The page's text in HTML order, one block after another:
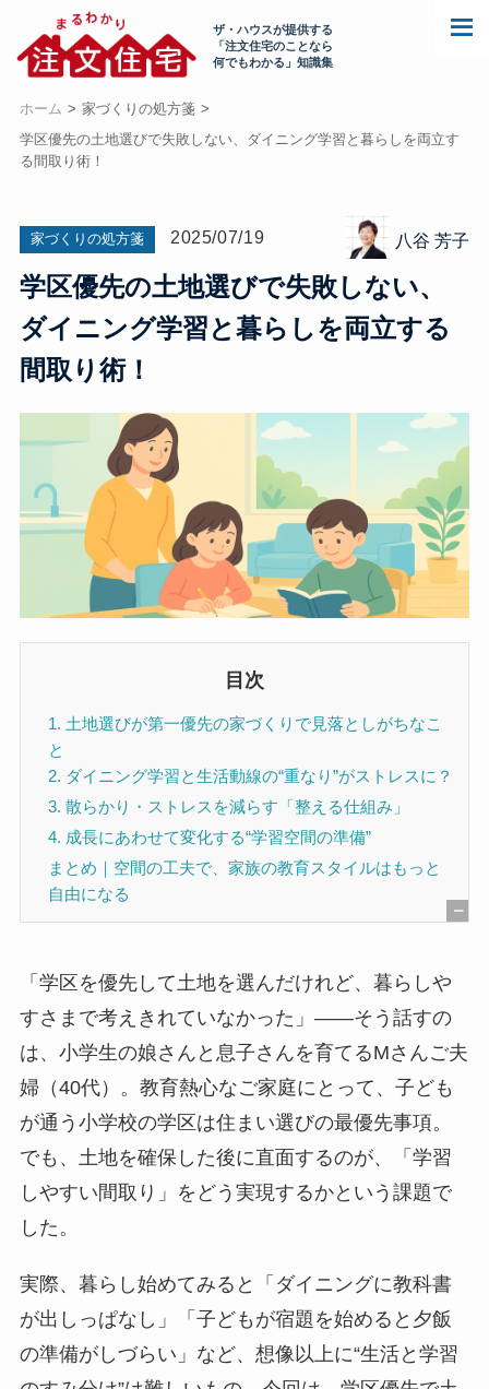
ザ・ハウスが提供する
「注文住宅のことなら
何でもわかる」知識集
ホーム
家づくりの処方箋
学区優先の土地選びで失敗しない、ダイニング学習と暮らしを両立す
る間取り術！
家づくりの処方箋 2025/07/19 八谷 芳子
学区優先の土地選びで失敗しない、
ダイニング学習と暮らしを両立する
間取り術！
目次
[
表
示
]
1. 土地選びが第一優先の家づくりで見落としがちなこ
と
2. ダイニング学習と生活動線の“重なり”がストレスに？
3. 散らかり・ストレスを減らす「整える仕組み」
4. 成長にあわせて変化する“学習空間の準備”
まとめ｜空間の工夫で、家族の教育スタイルはもっと
自由になる
「学区を優先して土地を選んだけれど、暮らしや
すさまで考えきれていなかった」——そう話すの
は、小学生の娘さんと息子さんを育てるMさんご夫
婦（40代）。教育熱心なご家庭にとって、子ども
が通う小学校の学区は住まい選びの最優先事項。
でも、土地を確保した後に直面するのが、「学習
しやすい間取り」をどう実現するかという課題で
した。
実際、暮らし始めてみると「ダイニングに教科書
が出しっぱなし」「子どもが宿題を始めると夕飯
の準備がしづらい」など、想像以上に“生活と学習